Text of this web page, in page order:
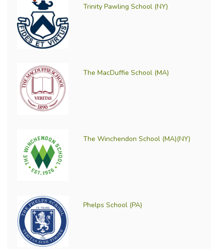
Trinity Pawling School (NY)
The MacDuffie School (MA)
The Winchendon School (MA)(NY)
Phelps School (PA)